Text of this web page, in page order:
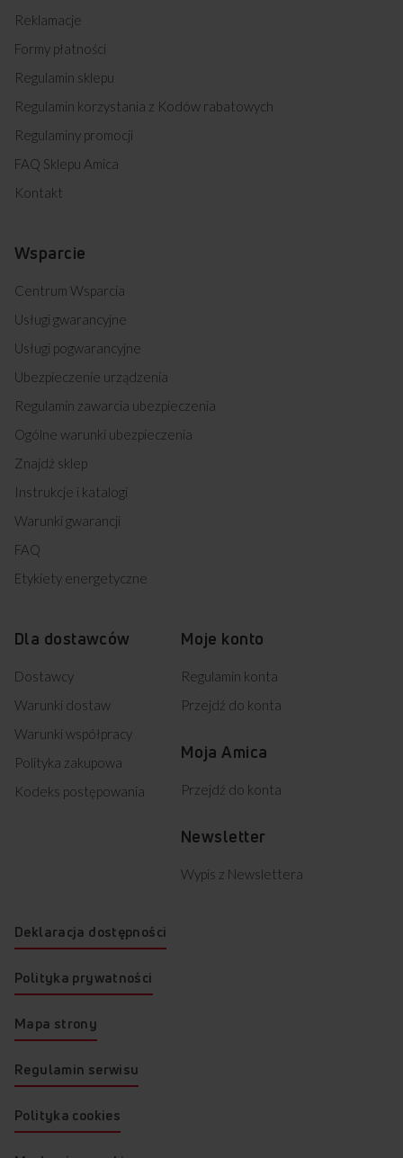
Reklamacje
Formy płatności
Regulamin sklepu
Regulamin korzystania z Kodów rabatowych
Regulaminy promocji
FAQ Sklepu Amica
Kontakt
Wsparcie
Centrum Wsparcia
Usługi gwarancyjne
Usługi pogwarancyjne
Ubezpieczenie urządzenia
Regulamin zawarcia ubezpieczenia
Ogólne warunki ubezpieczenia
Znajdź sklep
Instrukcje i katalogi
Warunki gwarancji
FAQ
Etykiety energetyczne
Dla dostawców
Dostawcy
Warunki dostaw
Warunki współpracy
Polityka zakupowa
Kodeks postępowania
Moje konto
Regulamin konta
Przejdź do konta
Moja Amica
Przejdź do konta
Newsletter
Wypis z Newslettera
Deklaracja dostępności
Polityka prywatności
Mapa strony
Regulamin serwisu
Polityka cookies